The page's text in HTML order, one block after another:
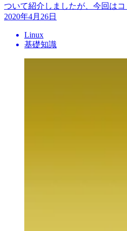
ついて紹介しましたが、今回は
2020年4月26日
Linux
基礎知識